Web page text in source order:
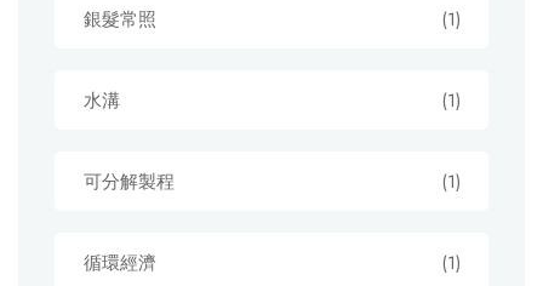
銀髮常照 (1)
水溝 (1)
可分解製程 (1)
循環經濟 (1)